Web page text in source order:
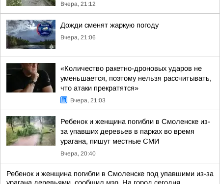
Вчера, 21:12
Дожди сменят жаркую погоду
Вчера, 21:06
«Количество ракетно-дроновых ударов не
уменьшается, поэтому нельзя рассчитывать,
что атаки прекратятся»
Вчера, 21:03
Ребенок и женщина погибли в Смоленске из-
за упавших деревьев в парках во время
урагана, пишут местные СМИ
Вчера, 20:40
Ребенок и женщина погибли в Смоленске под упавшими из-за